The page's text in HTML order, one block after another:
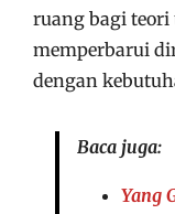
ruang bagi
memperbarui
dengan
Baca juga:
Yang